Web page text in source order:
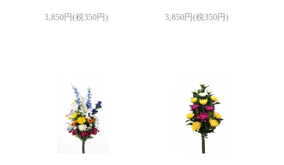
3,850円(税350円) 3,850円(税350円)